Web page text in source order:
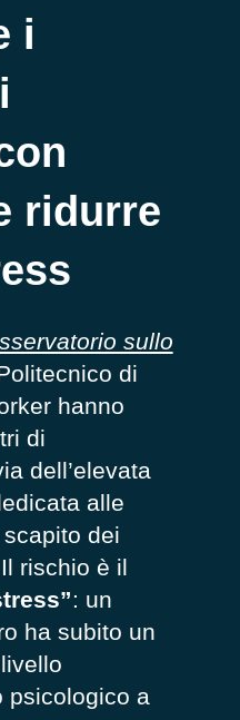
i
ridurre
sullo
di
hanno
di
dell’elevata
alle
dei
rischio è il
: un
ha subito un
psicologico a